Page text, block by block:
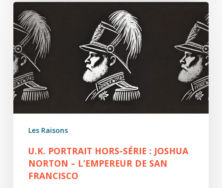
U.K.
Portrait
Hors-
Série
:
Joshua
Norton
–
L’Empereur
Francisco
Les Raisons
U.K. PORTRAIT HORS-SÉRIE : JOSHUA
NORTON – L’EMPEREUR DE SAN
FRANCISCO